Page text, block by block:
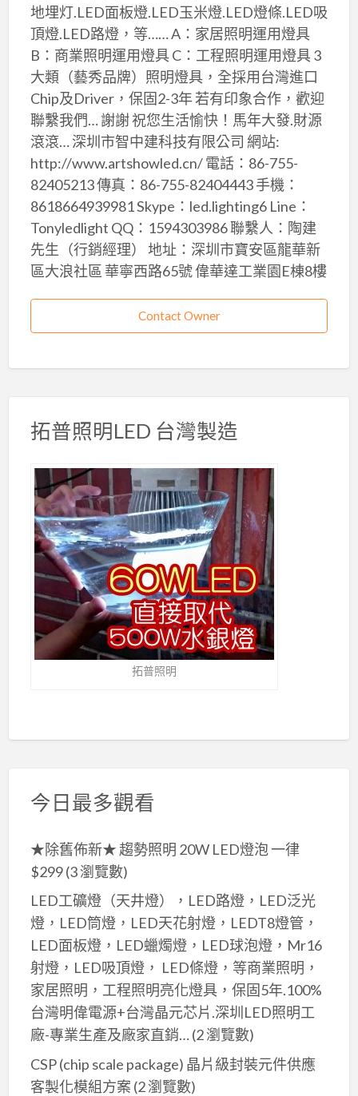
地埋灯.LED面板燈.LED玉米燈.LED燈條.LED吸
頂燈.LED路燈，等…… A：家居照明運用燈具
B：商業照明運用燈具 C：工程照明運用燈具 3
大類（藝秀品牌）照明燈具，全採用台灣進口
Chip及Driver，保固2-3年 若有印象合作，歡迎
聯繫我們… 謝謝 祝您生活愉快！馬年大發.財源
滾滾… 深圳市智中建科技有限公司 網站:
http://www.artshowled.cn/ 電話：86-755-
82405213 傳真：86-755-82404443 手機：
8618664939981 Skype：led.lighting6 Line：
Tonyledlight QQ：1594303986 聯繫人：陶建
先生（行銷經理） 地址：深圳市寶安區龍華新
區大浪社區 華寧西路65號 偉華達工業園E棟8樓
Contact Owner
拓普照明LED 台灣製造
拓普照明
今日最多觀看
★除舊佈新★ 趨勢照明 20W LED燈泡 一律
$299(3 瀏覽數)
LED工礦燈（天井燈），LED路燈，LED泛光
燈，LED筒燈，LED天花射燈，LEDT8燈管，
LED面板燈，LED蠟燭燈，LED球泡燈，Mr16
射燈，LED吸頂燈， LED條燈，等商業照明，
家居照明，工程照明亮化燈具，保固5年.100%
台灣明偉電源+台灣晶元芯片.深圳LED照明工
廠-專業生產及廠家直銷…(2 瀏覽數)
CSP (chip scale package) 晶片級封裝元件供應
客製化模組方案 (2 瀏覽數)